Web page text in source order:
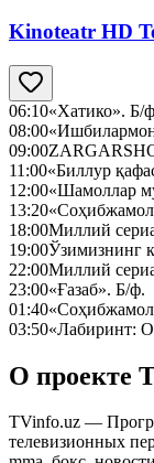
Kinoteatr HD
06:10«Хатико». Б/
08:00
09:00
11:00«Биллур
12:00«Шамоллар
13:20
18:00Миллий
19:00Ўзимизнинг
22:00Миллий
23:00«Ғазаб». Б/ф.
01:40
03:50«Лабиринт:
О проекте
TVinfo.uz —
телевизионных